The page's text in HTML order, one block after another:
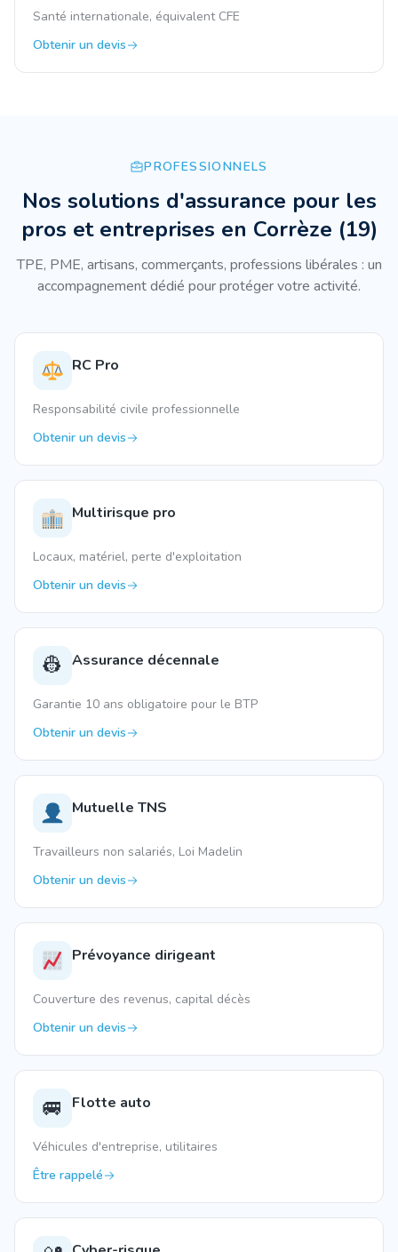
Santé internationale, équivalent CFE
Obtenir un devis
PROFESSIONNELS
Nos solutions d'assurance pour les
pros et entreprises en Corrèze (19)
TPE, PME, artisans, commerçants, professions libérales : un
accompagnement dédié pour protéger votre activité.
RC Pro
Responsabilité civile professionnelle
Obtenir un devis
Multirisque pro
Locaux, matériel, perte d'exploitation
Obtenir un devis
👷 Assurance décennale
Garantie 10 ans obligatoire pour le BTP
Obtenir un devis
Mutuelle TNS
Travailleurs non salariés, Loi Madelin
Obtenir un devis
Prévoyance dirigeant
Couverture des revenus, capital décès
Obtenir un devis
🚐 Flotte auto
Véhicules d'entreprise, utilitaires
Être rappelé